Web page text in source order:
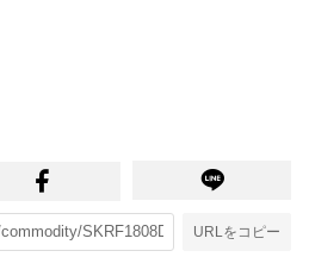
URLをコピー